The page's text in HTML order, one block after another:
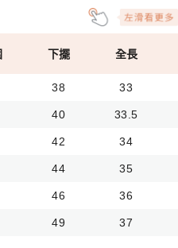
下擺 全長
38 33
40 33.5
42 34
44 35
46 36
49 37